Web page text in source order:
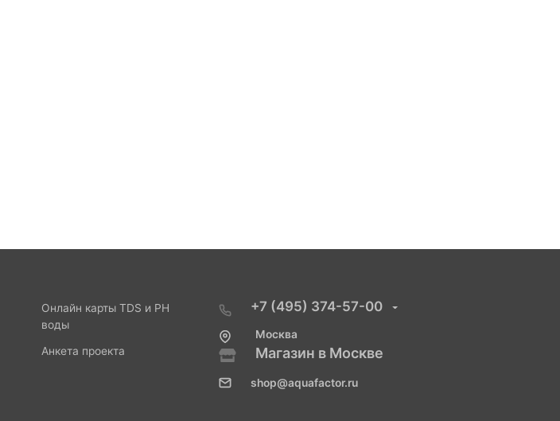
Онлайн карты TDS и PH
воды
Анкета проекта
+7 (495) 374-57-00
Москва
Магазин в Москве
shop@aquafactor.ru